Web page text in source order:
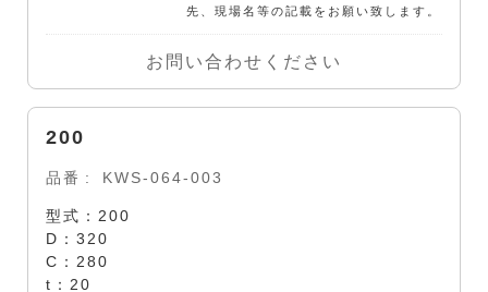
先、現場名等の記載をお願い致します。
お問い合わせください
200
品番 KWS-064-003
型式：200
D：320
C：280
t：20